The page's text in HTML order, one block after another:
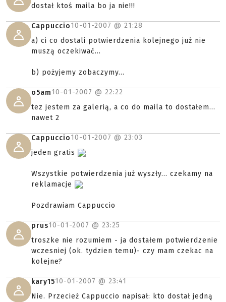
dostał ktoś maila bo ja nie!!!
Cappuccio10-01-2007 @ 21:28
a) ci co dostali potwierdzenia kolejnego już nie
muszą oczekiwać...
b) pożyjemy zobaczymy...
o5am10-01-2007 @ 22:22
tez jestem za galerią, a co do maila to dostałem...
nawet 2
Cappuccio10-01-2007 @ 23:03
jeden gratis
Wszystkie potwierdzenia już wyszły... czekamy na
reklamacje
Pozdrawiam Cappuccio
prus10-01-2007 @ 23:25
troszke nie rozumiem - ja dostałem potwierdzenie
wczesniej (ok. tydzien temu)- czy mam czekac na
kolejne?
kary1510-01-2007 @ 23:41
Nie. Przecież Cappuccio napisał: kto dostał jedną